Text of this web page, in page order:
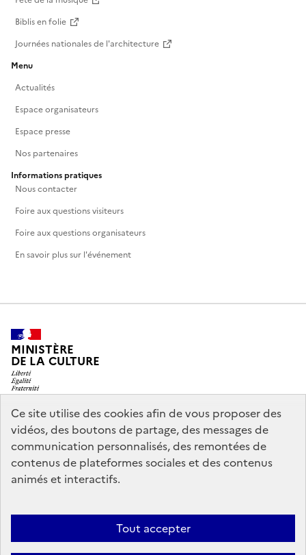
Ce site utilise des cookies afin de vous proposer des
vidéos, des boutons de partage, des messages de
communication personnalisés, des remontées de
contenus de plateformes sociales et des contenus
animés et interactifs.
Tout accepter
Biblis en folie
Journées nationales de l'architecture
Menu
Actualités
Espace organisateurs
Espace presse
Nos partenaires
Informations pratiques
Nous contacter
Foire aux questions visiteurs
Foire aux questions organisateurs
En savoir plus sur l'événement
MINISTÈRE
DE LA CULTURE
legifrance.gouv.fr
info.gouv.fr
service-public.gouv.fr
data.gouv.fr
Mentions légales
conforme
Politique d’utilisation des témoins de connexion